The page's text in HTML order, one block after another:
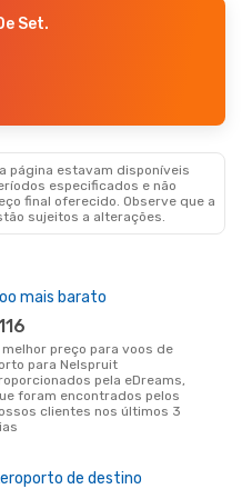
Set.
página estavam disponíveis
especificados e não
final oferecido. Observe que a
sujeitos a alterações.
mais barato
para Nelspruit
pela eDreams,
foram encontrados pelos
clientes nos últimos 3
de destino